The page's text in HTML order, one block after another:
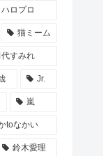
ハロプロ
猫ミーム
代すみれ
Jr.
嵐
toなかい
鈴木愛理